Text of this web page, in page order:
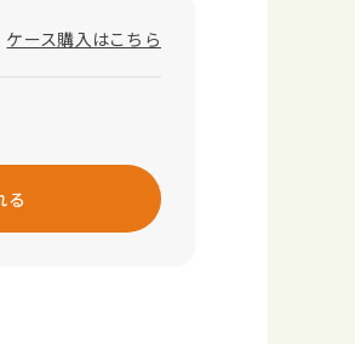
ケース購入はこちら
る